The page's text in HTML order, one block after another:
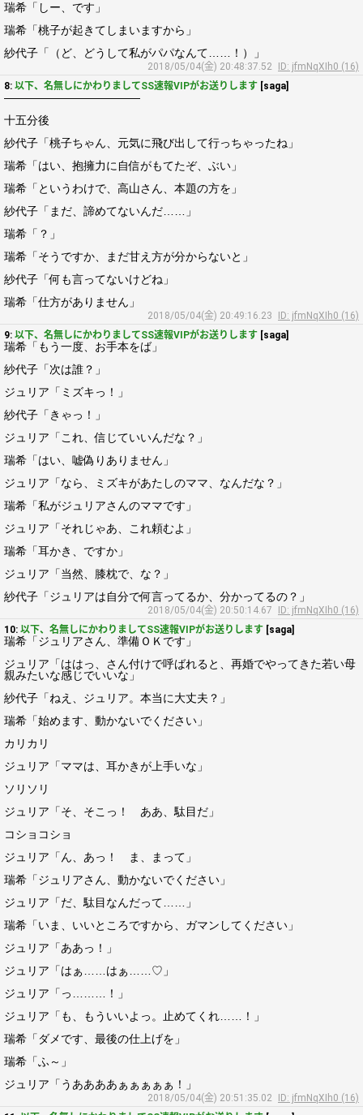
瑞希「しー、です」
瑞希「桃子が起きてしまいますから」
紗代子「（ど、どうして私がパパなんて……！）」
2018/05/04(金) 20:48:37.52
ID: jfmNqXIh0 (16)
8: 以下、名無しにかわりましてSS速報VIPがお送りします [saga]
――――――――――――
十五分後
紗代子「桃子ちゃん、元気に飛び出して行っちゃったね」
瑞希「はい、抱擁力に自信がもてたぞ、ぶい」
瑞希「というわけで、高山さん、本題の方を」
紗代子「まだ、諦めてないんだ……」
瑞希「？」
瑞希「そうですか、まだ甘え方が分からないと」
紗代子「何も言ってないけどね」
瑞希「仕方がありません」
2018/05/04(金) 20:49:16.23
ID: jfmNqXIh0 (16)
9: 以下、名無しにかわりましてSS速報VIPがお送りします [saga]
瑞希「もう一度、お手本をば」
紗代子「次は誰？」
ジュリア「ミズキっ！」
紗代子「きゃっ！」
ジュリア「これ、信じていいんだな？」
瑞希「はい、嘘偽りありません」
ジュリア「なら、ミズキがあたしのママ、なんだな？」
瑞希「私がジュリアさんのママです」
ジュリア「それじゃあ、これ頼むよ」
瑞希「耳かき、ですか」
ジュリア「当然、膝枕で、な？」
紗代子「ジュリアは自分で何言ってるか、分かってるの？」
2018/05/04(金) 20:50:14.67
ID: jfmNqXIh0 (16)
10: 以下、名無しにかわりましてSS速報VIPがお送りします [saga]
瑞希「ジュリアさん、準備ＯＫです」
ジュリア「ははっ、さん付けで呼ばれると、再婚でやってきた若い母
親みたいな感じでいいな」
紗代子「ねえ、ジュリア。本当に大丈夫？」
瑞希「始めます、動かないでください」
カリカリ
ジュリア「ママは、耳かきが上手いな」
ソリソリ
ジュリア「そ、そこっ！ ああ、駄目だ」
コショコショ
ジュリア「ん、あっ！ ま、まって」
瑞希「ジュリアさん、動かないでください」
ジュリア「だ、駄目なんだって……」
瑞希「いま、いいところですから、ガマンしてください」
ジュリア「ああっ！」
ジュリア「はぁ……はぁ……♡」
ジュリア「っ………！」
ジュリア「も、もういいよっ。止めてくれ……！」
瑞希「ダメです、最後の仕上げを」
瑞希「ふ～」
ジュリア「うああああぁぁぁぁぁ！」
2018/05/04(金) 20:51:35.02
ID: jfmNqXIh0 (16)